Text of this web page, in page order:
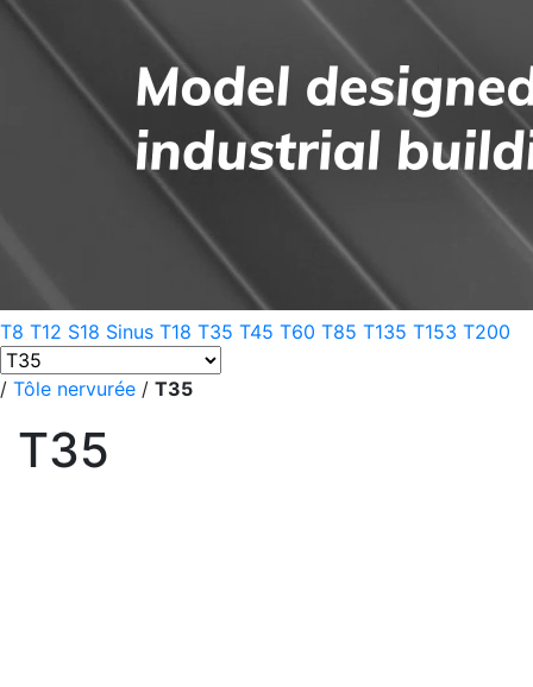
T8 T12 S18 Sinus T18 T35 T45 T60 T85 T135 T153 T200
/ Tôle nervurée / T35
T35